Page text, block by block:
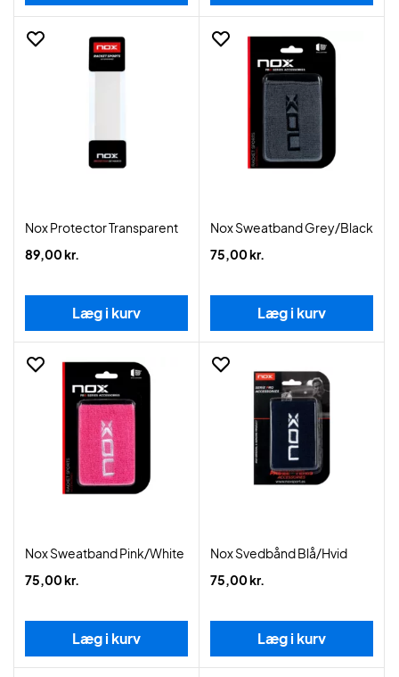
Nox Protector Transparent
89,00 kr.
Læg i kurv
Nox Sweatband Grey/Black
75,00 kr.
Læg i kurv
Nox Sweatband Pink/White
75,00 kr.
Læg i kurv
Nox Svedbånd Blå/Hvid
75,00 kr.
Læg i kurv